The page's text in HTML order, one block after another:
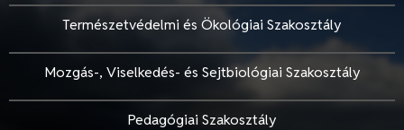
Természetvédelmi és Ökológiai Szakosztály
Mozgás-, Viselkedés- és Sejtbiológiai Szakosztály
Pedagógiai Szakosztály